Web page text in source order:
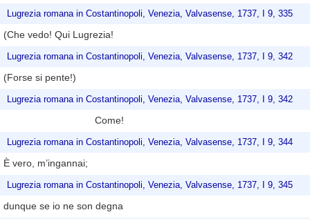
Lugrezia romana in Costantinopoli, Venezia, Valvasense, 1737, I 9, 335
(Che vedo! Qui Lugrezia!
Lugrezia romana in Costantinopoli, Venezia, Valvasense, 1737, I 9, 342
(Forse si pente!)
Lugrezia romana in Costantinopoli, Venezia, Valvasense, 1737, I 9, 342
Come!
Lugrezia romana in Costantinopoli, Venezia, Valvasense, 1737, I 9, 344
È vero, m’ingannai;
Lugrezia romana in Costantinopoli, Venezia, Valvasense, 1737, I 9, 345
dunque se io ne son degna